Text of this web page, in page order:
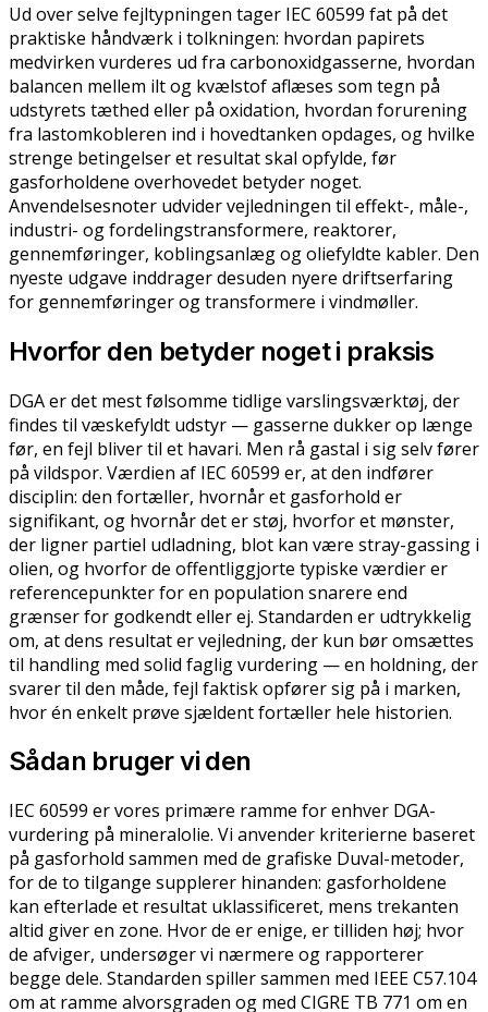
Ud over selve fejltypningen tager IEC 60599 fat på det
praktiske håndværk i tolkningen: hvordan papirets
medvirken vurderes ud fra carbonoxidgasserne, hvordan
balancen mellem ilt og kvælstof aflæses som tegn på
udstyrets tæthed eller på oxidation, hvordan forurening
fra lastomkobleren ind i hovedtanken opdages, og hvilke
strenge betingelser et resultat skal opfylde, før
gasforholdene overhovedet betyder noget.
Anvendelsesnoter udvider vejledningen til effekt-, måle-,
industri- og fordelingstransformere, reaktorer,
gennemføringer, koblingsanlæg og oliefyldte kabler. Den
nyeste udgave inddrager desuden nyere driftserfaring
for gennemføringer og transformere i vindmøller.
Hvorfor den betyder noget i praksis
DGA er det mest følsomme tidlige varslingsværktøj, der
findes til væskefyldt udstyr — gasserne dukker op længe
før, en fejl bliver til et havari. Men rå gastal i sig selv fører
på vildspor. Værdien af IEC 60599 er, at den indfører
disciplin: den fortæller, hvornår et gasforhold er
signifikant, og hvornår det er støj, hvorfor et mønster,
der ligner partiel udladning, blot kan være stray-gassing i
olien, og hvorfor de offentliggjorte typiske værdier er
referencepunkter for en population snarere end
grænser for godkendt eller ej. Standarden er udtrykkelig
om, at dens resultat er vejledning, der kun bør omsættes
til handling med solid faglig vurdering — en holdning, der
svarer til den måde, fejl faktisk opfører sig på i marken,
hvor én enkelt prøve sjældent fortæller hele historien.
Sådan bruger vi den
IEC 60599 er vores primære ramme for enhver DGA-
vurdering på mineralolie. Vi anvender kriterierne baseret
på gasforhold sammen med de grafiske Duval-metoder,
for de to tilgange supplerer hinanden: gasforholdene
kan efterlade et resultat uklassificeret, mens trekanten
altid giver en zone. Hvor de er enige, er tilliden høj; hvor
de afviger, undersøger vi nærmere og rapporterer
begge dele. Standarden spiller sammen med IEEE C57.104
om at ramme alvorsgraden og med CIGRE TB 771 om en